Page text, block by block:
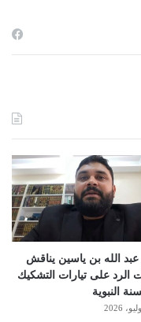
الله بن ياسين يناقش
الرد على تيارات التشكيك
النبوية